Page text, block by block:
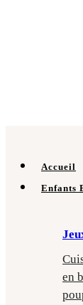
Accueil
Enfants
en